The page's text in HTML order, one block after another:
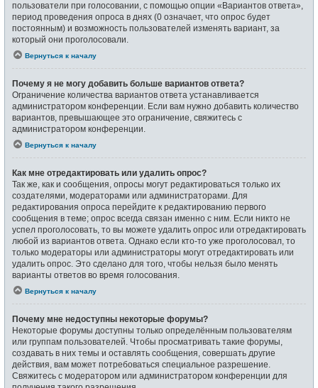
пользователи при голосовании, с помощью опции «Вариантов ответа»,
период проведения опроса в днях (0 означает, что опрос будет
постоянным) и возможность пользователей изменять вариант, за
который они проголосовали.
Вернуться к началу
Почему я не могу добавить больше вариантов ответа?
Ограничение количества вариантов ответа устанавливается
администратором конференции. Если вам нужно добавить количество
вариантов, превышающее это ограничение, свяжитесь с
администратором конференции.
Вернуться к началу
Как мне отредактировать или удалить опрос?
Так же, как и сообщения, опросы могут редактироваться только их
создателями, модераторами или администраторами. Для
редактирования опроса перейдите к редактированию первого
сообщения в теме; опрос всегда связан именно с ним. Если никто не
успел проголосовать, то вы можете удалить опрос или отредактировать
любой из вариантов ответа. Однако если кто-то уже проголосовал, то
только модераторы или администраторы могут отредактировать или
удалить опрос. Это сделано для того, чтобы нельзя было менять
варианты ответов во время голосования.
Вернуться к началу
Почему мне недоступны некоторые форумы?
Некоторые форумы доступны только определённым пользователям
или группам пользователей. Чтобы просматривать такие форумы,
создавать в них темы и оставлять сообщения, совершать другие
действия, вам может потребоваться специальное разрешение.
Свяжитесь с модератором или администратором конференции для